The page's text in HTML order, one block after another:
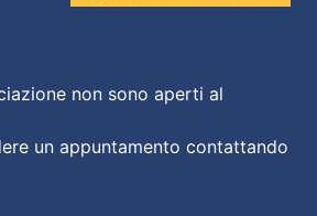
non sono aperti al
un appuntamento contattando